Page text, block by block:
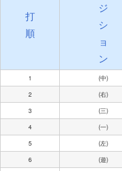
打
順
ジ
シ
ョ
ン
1 (中)
2
(右)
3
(三)
4
(一)
5
(左)
6
(遊)